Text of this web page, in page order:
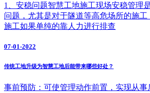
1、安稳问题智慧工地施工现场安稳管理
问题，尤其是对于隧道等高危场所的施
施工如果单纯的靠人力进行排查
07-01-2022
传统工地升级为智慧工地后能带来哪些好处？
事前预防：可使管理动作前置，实现从